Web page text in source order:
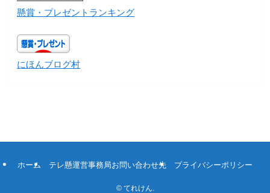
懸賞・プレゼントランキング
にほんブログ村
ホーム テレ懸運営事務局お問い合わせ先 プライバシーポリシー
©てれけん.